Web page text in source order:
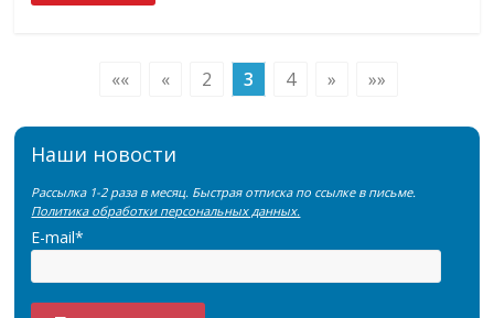
«« « 2 3 4 » »»
Наши новости
Рассылка 1-2 раза в месяц. Быстрая отписка по ссылке в письме.
Политика обработки персональных данных.
E-mail*